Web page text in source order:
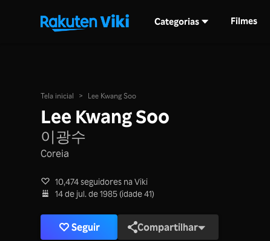
Categorias Filmes
Tela inicial > Lee Kwang Soo
Lee Kwang Soo
이광수
Coreia
10,474 seguidores na Viki
14 de jul. de 1985 (idade 41)
Seguir Compartilhar